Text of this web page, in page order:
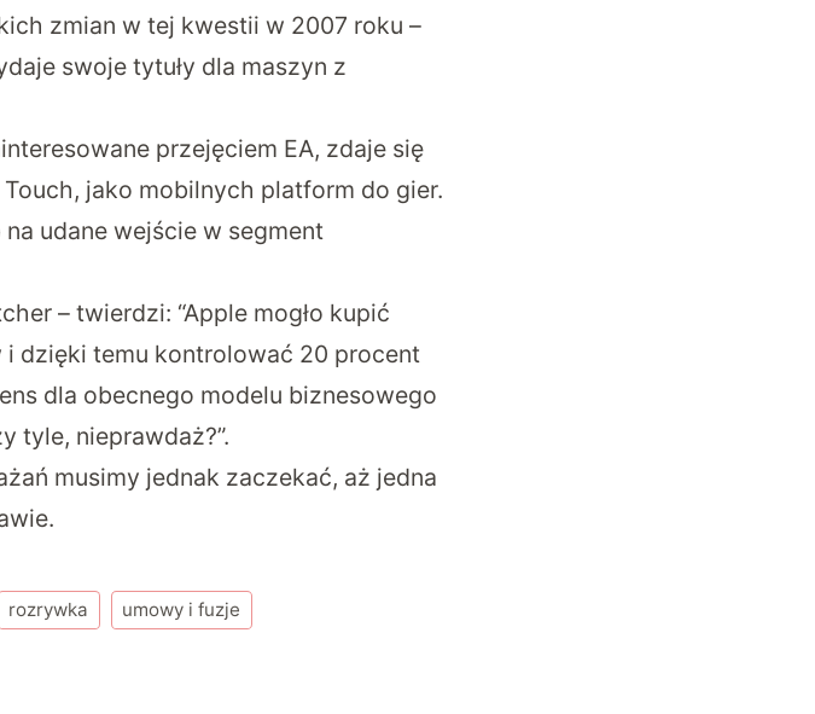
zmian w tej kwestii w 2007 roku –
swoje tytuły dla maszyn z
przejęciem EA, zdaje się
jako mobilnych platform do gier.
udane wejście w segment
– twierdzi: “Apple mogło kupić
i dzięki temu kontrolować 20 procent
dla obecnego modelu biznesowego
tyle, nieprawdaż?”.
musimy jednak zaczekać, aż jedna
rozrywka umowy i fuzje